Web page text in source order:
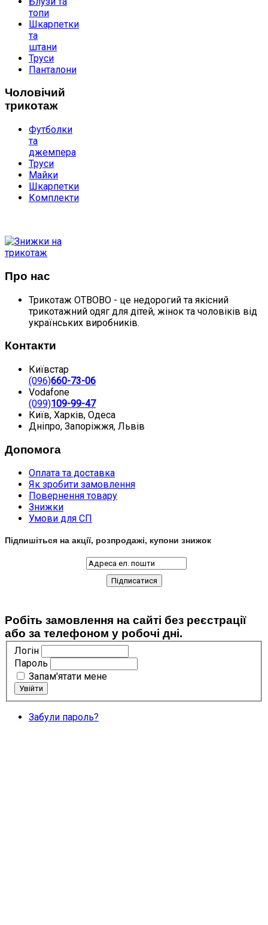
топи
Шкарпетки
та
штани
Труси
Панталони
Чоловічий
трикотаж
Футболки
та
джемпера
Труси
Майки
Шкарпетки
Комплекти
Про нас
Трикотаж ОТВОВО - це недорогий та якісний
трикотажний одяг для дітей, жінок та чоловіків від
українських виробників.
Контакти
Київстар
(096)660-73-06
Vodafone
(099)109-99-47
Київ, Харків, Одеса
Дніпро, Запоріжжя, Львів
Допомога
Оплата та доставка
Як зробити замовлення
Повернення товару
Знижки
Умови для СП
Підпишіться на акції, розпродажі, купони знижок
Робіть замовлення на сайті без реєстрації
або за телефоном у робочі дні.
Логін
Пароль
Запам'ятати мене
Забули пароль?